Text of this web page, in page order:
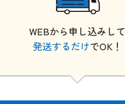
WEBから申し込みして
発送するだけでOK！